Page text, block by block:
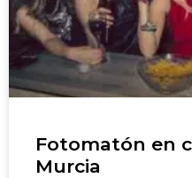
Fotomatón en
Murcia